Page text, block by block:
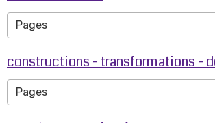
constructions - transformations -